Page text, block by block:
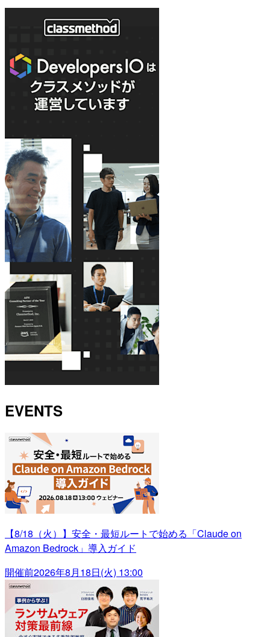
EVENTS
【8/18（火）】安全・最短ルートで始める「Claude on
Amazon Bedrock」導入ガイド
開催前2026年8月18日(火) 13:00